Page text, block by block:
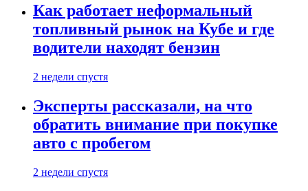
Как работает неформальный
топливный рынок на Кубе и где
водители находят бензин
2 недели спустя
Эксперты рассказали, на что
обратить внимание при покупке
авто с пробегом
2 недели спустя